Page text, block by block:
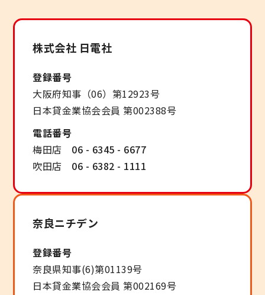
株式会社 日電社
登録番号
大阪府知事（06）第12923号
日本貸金業協会会員 第002388号
電話番号
梅田店 06 - 6345 - 6677
吹田店 06 - 6382 - 1111
奈良ニチデン
登録番号
奈良県知事(6)第01139号
日本貸金業協会会員 第002169号